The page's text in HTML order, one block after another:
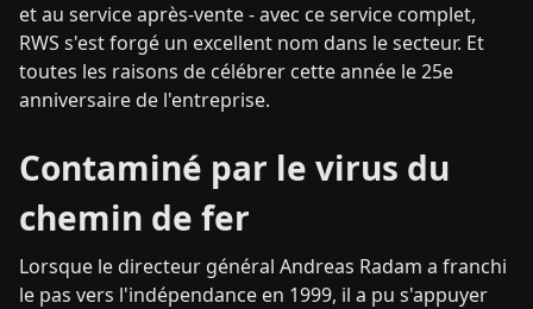
et au service après-vente - avec ce service complet,
RWS s'est forgé un excellent nom dans le secteur. Et
toutes les raisons de célébrer cette année le 25e
anniversaire de l'entreprise.
Contaminé par le virus du
chemin de fer
Lorsque le directeur général Andreas Radam a franchi
le pas vers l'indépendance en 1999, il a pu s'appuyer